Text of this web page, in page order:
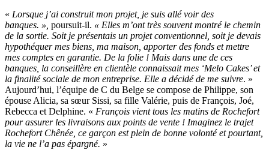
« Lorsque j’ai construit mon projet, je suis allé voir des
banques. », poursuit-il. « Elles m’ont très souvent montré le chemin
de la sortie. Soit je présentais un projet conventionnel, soit je devais
hypothéquer mes biens, ma maison, apporter des fonds et mettre
mes comptes en garantie. De la folie ! Mais dans une de ces
banques, la conseillère en clientèle connaissait mes ‘Melo Cakes’ et
la finalité sociale de mon entreprise. Elle a décidé de me suivre. »
Aujourd’hui, l’équipe de C du Belge se compose de Philippe, son
épouse Alicia, sa sœur Sissi, sa fille Valérie, puis de François, Joé,
Rebecca et Delphine. « François vient tous les matins de Rochefort
pour assurer les livraisons aux points de vente ! Imaginez le trajet
Rochefort Chênée, ce garçon est plein de bonne volonté et pourtant,
la vie ne l’a pas épargné. »